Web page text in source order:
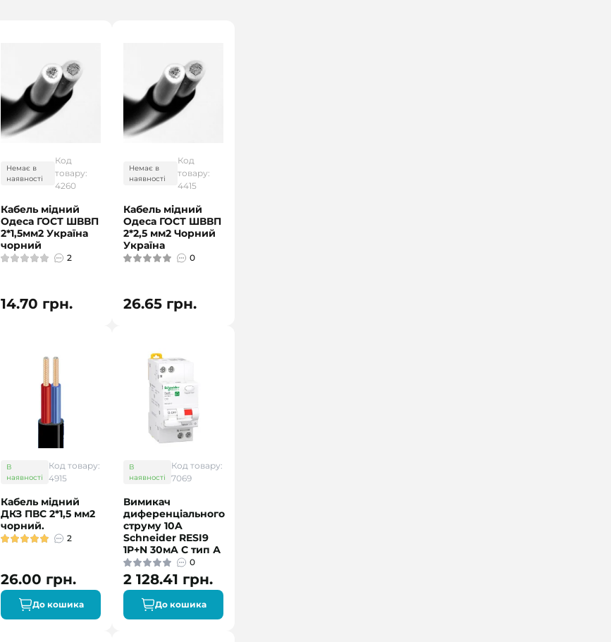
Немає в
наявності
Код
товару:
4260
Кабель мідний
Одеса ГОСТ ШВВП
2*1,5мм2 Україна
чорний
2
14.70 грн.
Немає в
наявності
Код
товару:
4415
Кабель мідний
Одеса ГОСТ ШВВП
2*2,5 мм2 Чорний
Україна
0
26.65 грн.
В
наявності
Код товару:
4915
Кабель мідний
ДКЗ ПВС 2*1,5 мм2
чорний.
2
26.00 грн.
До кошика
В
наявності
Код товару:
7069
Вимикач
диференціального
струму 10A
Schneider RESI9
1P+N 30мA C тип А
0
2 128.41 грн.
До кошика